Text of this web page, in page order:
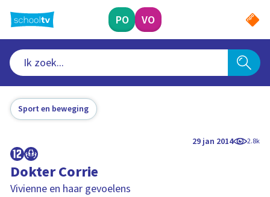
naar
hoofdinhoud
PO VO
Sport en beweging
29 jan 2014 2.8k
Dokter Corrie
Vivienne en haar gevoelens